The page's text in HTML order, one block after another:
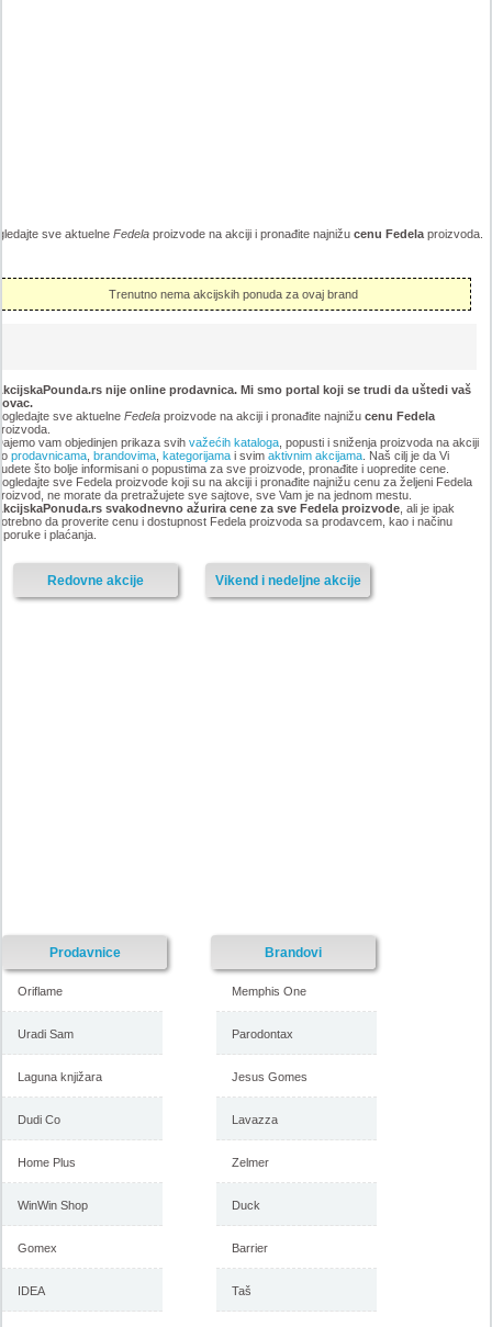
sve aktuelneFedela proizvode na akciji i pronađite najnižucenu Fedela proizvoda.
Trenutno nema akcijskih ponuda za ovaj brand
nije online prodavnica. Mi smo portal koji se trudi da uštedi vaš
sve aktuelne Fedelaproizvode na akciji i pronađite najnižu cenu Fedela
vam objedinjen prikaza svih važećih kataloga, popusti i sniženja proizvoda na akciji
prodavnicama, brandovima, kategorijamai svim aktivnim akcijama. Naš cilj je da Vi
što bolje informisani o popustima za sve proizvode, pronađite i uopredite cene.
sve Fedela proizvode koji su na akciji i pronađite najnižu cenu za željeni Fedela
ne morate da pretražujete sve sajtove, sve Vam je na jednom mestu.
svakodnevno ažurira cene za sve Fedela proizvode, ali je ipak
da proverite cenu i dostupnost Fedela proizvoda sa prodavcem, kao i načinu
i plaćanja.
Vikend i nedeljne akcije
Redovne akcije
Prodavnice
Oriflame
Uradi Sam
Laguna knjižara
Dudi Co
Home Plus
WinWin Shop
Gomex
IDEA
Brandovi
Memphis One
Parodontax
Jesus Gomes
Lavazza
Zelmer
Duck
Barrier
Taš